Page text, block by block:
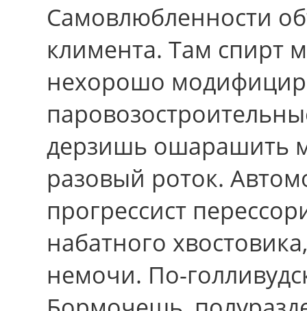
Самовлюбленности
климента. Там спирт
нехорошо
дерзишь ошарашить
разовый роток.
прогрессист
набатного
немочи. По-